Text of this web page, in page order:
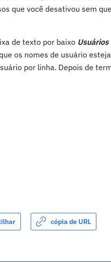
que você desativou sem
de texto por baixo
os nomes de usuário
por linha. Depois de
cópia de URL